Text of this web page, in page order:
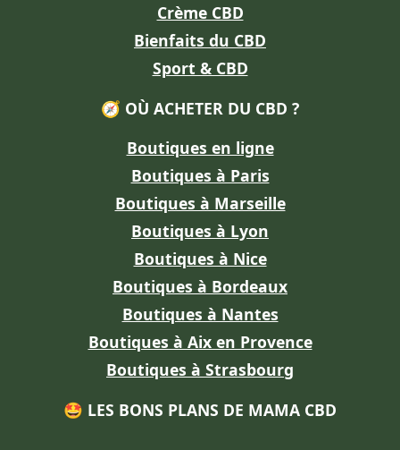
Crème CBD
Bienfaits du CBD
Sport & CBD
🧭 OÙ ACHETER DU CBD ?
Boutiques en ligne
Boutiques à Paris
Boutiques à Marseille
Boutiques à Lyon
Boutiques à Nice
Boutiques à Bordeaux
Boutiques à Nantes
Boutiques à Aix en Provence
Boutiques à Strasbourg
🤩 LES BONS PLANS DE MAMA CBD